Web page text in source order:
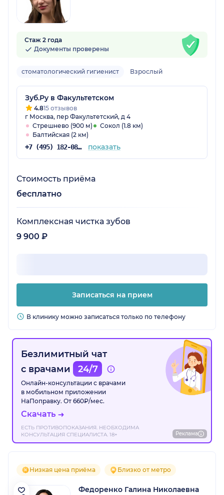
Стаж 2 года
Документы проверены
стоматологический гигиенист Взрослый
Зуб.Ру в Факультетском
4.815 отзывов
г Москва, пер Факультетский, д 4
Стрешнево (900 м)
Сокол (1.8 км)
Балтийская (2 км)
+7 (495) 182-08-75 показать
Стоимость приёма
бесплатно
Комплексная чистка зубов
9 900 ₽
Записаться на прием
В клинику можно записаться только по телефону
Безлимитный чат
с врачами
24/7
Онлайн-консультации с врачами
в мобильном приложении
НаПоправку. От 660₽/мес.
Скачать
ЕСТЬ ПРОТИВОПОКАЗАНИЯ. НЕОБХОДИМА
КОНСУЛЬТАЦИЯ СПЕЦИАЛИСТА. 18+
Реклама
Низкая цена приёма Близко от метро
Федоренко Галина Николаевна